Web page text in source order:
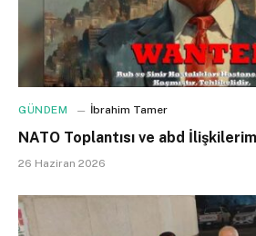
GÜNDEM İbrahim Tamer
NATO Toplantısı ve abd
26 Haziran 2026